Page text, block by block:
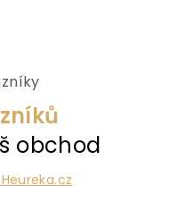
obchod